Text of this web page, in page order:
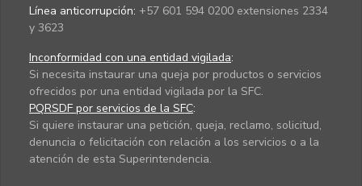
Línea anticorrupción: +57 601 594 0200 extensiones 2334
y 3623
Inconformidad con una entidad vigilada:
Si necesita instaurar una queja por productos o servicios
ofrecidos por una entidad vigilada por la SFC.
PQRSDF por servicios de la SFC:
Si quiere instaurar una petición, queja, reclamo, solicitud,
denuncia o felicitación con relación a los servicios o a la
atención de esta Superintendencia.